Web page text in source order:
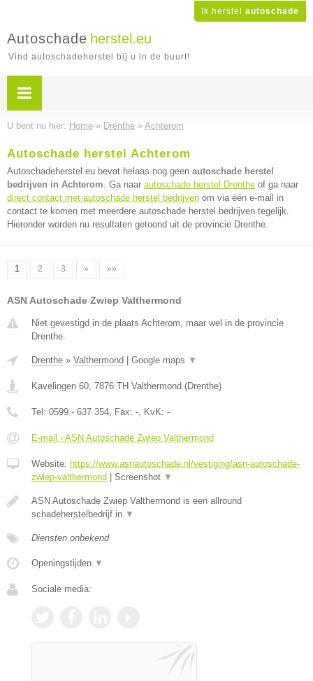
Ik herstel autoschade
Autoschade herstel.eu
Vind autoschadeherstel bij u in de buurt!
U bent nu hier: Home » Drenthe » Achterom
Autoschade herstel Achterom
Autoschadeherstel.eu bevat helaas nog geen autoschade herstel
bedrijven in Achterom. Ga naar autoschade herstel Drenthe of ga naar
direct contact met autoschade herstel bedrijven om via één e-mail in
contact te komen met meerdere autoschade herstel bedrijven tegelijk.
Hieronder worden nu resultaten getoond uit de provincie Drenthe.
1 2 3 » »»
ASN Autoschade Zwiep Valthermond
Niet gevestigd in de plaats Achterom, maar wel in de provincie
Drenthe.
Drenthe » Valthermond Google maps ▼
Kavelingen 60, 7876 TH Valthermond (Drenthe)
Tel: 0599 - 637 354, Fax: -, KvK: -
E-mail › ASN Autoschade Zwiep Valthermond
Website: https://www.asnautoschade.nl/vestiging/asn-autoschade-
zwiep-valthermond
Screenshot ▼
ASN Autoschade Zwiep Valthermond is een allround
schadeherstelbedrijf in ▼
Diensten onbekend
Openingstijden ▼
Sociale media: